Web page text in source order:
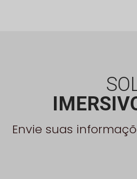
Envie suas